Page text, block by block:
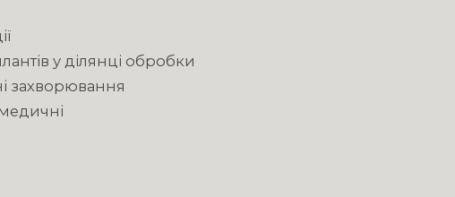
у ділянці обробки
захворювання